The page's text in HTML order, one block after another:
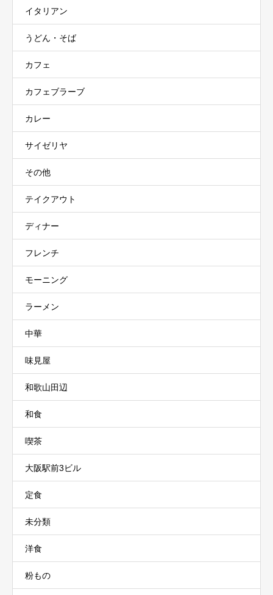
イタリアン
うどん・そば
カフェ
カフェブラーブ
カレー
サイゼリヤ
その他
テイクアウト
ディナー
フレンチ
モーニング
ラーメン
中華
味見屋
和歌山田辺
和食
喫茶
大阪駅前3ビル
定食
未分類
洋食
粉もの